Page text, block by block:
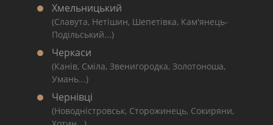
Хмельницький
(Славута, Нетішин, Шепетівка, Кам'янець-
Подільський...)
Черкаси
(Канів, Сміла, Звенигородка, Золотоноша,
Умань...)
Чернівці
(Новодністровськ, Сторожинець, Сокиряни,